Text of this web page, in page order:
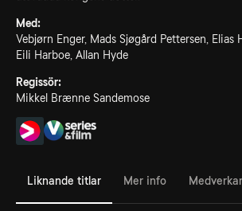
Med:
Vebjørn Enger, Mads Sjøgård Pettersen, Elias
Eili Harboe, Allan Hyde
Regissör:
Mikkel Brænne Sandemose
Liknande titlar Mer info